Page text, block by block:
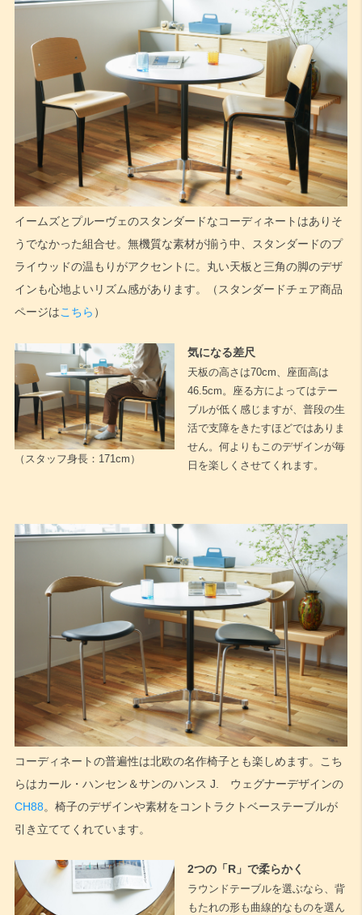
イームズとプルーヴェのスタンダードなコーディネートはありそ
うでなかった組合せ。無機質な素材が揃う中、スタンダードのプ
ライウッドの温もりがアクセントに。丸い天板と三角の脚のデザ
インも心地よいリズム感があります。（スタンダードチェア商品
ページはこちら ）
（スタッフ身長：171cm）
気になる差尺
天板の高さは70cm、座面高は
46.5cm。座る方によってはテー
ブルが低く感じますが、普段の生
活で支障をきたすほどではありま
せん。何よりもこのデザインが毎
日を楽しくさせてくれます。
コーディネートの普遍性は北欧の名作椅子とも楽しめます。こち
らはカール・ハンセン＆サンのハンス J. ウェグナーデザインの
CH88。椅子のデザインや素材をコントラクトベーステーブルが
引き立ててくれています。
2つの「R」で柔らかく
ラウンドテーブルを選ぶなら、背
もたれの形も曲線的なものを選ん